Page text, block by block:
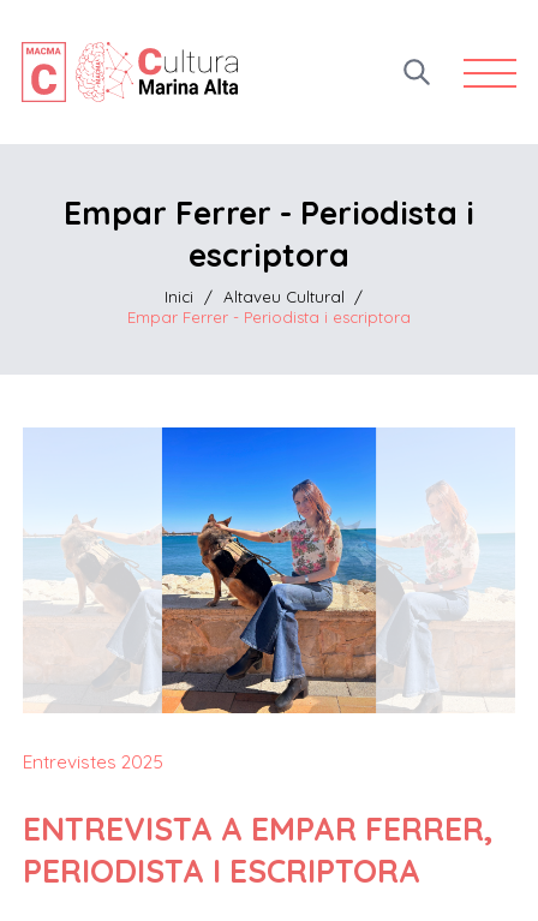
Open
Empar Ferrer - Periodista i
escriptora
Inici / Altaveu Cultural
/
Empar Ferrer - Periodista i escriptora
Entrevistes 2025
ENTREVISTA A EMPAR FERRER,
PERIODISTA I ESCRIPTORA